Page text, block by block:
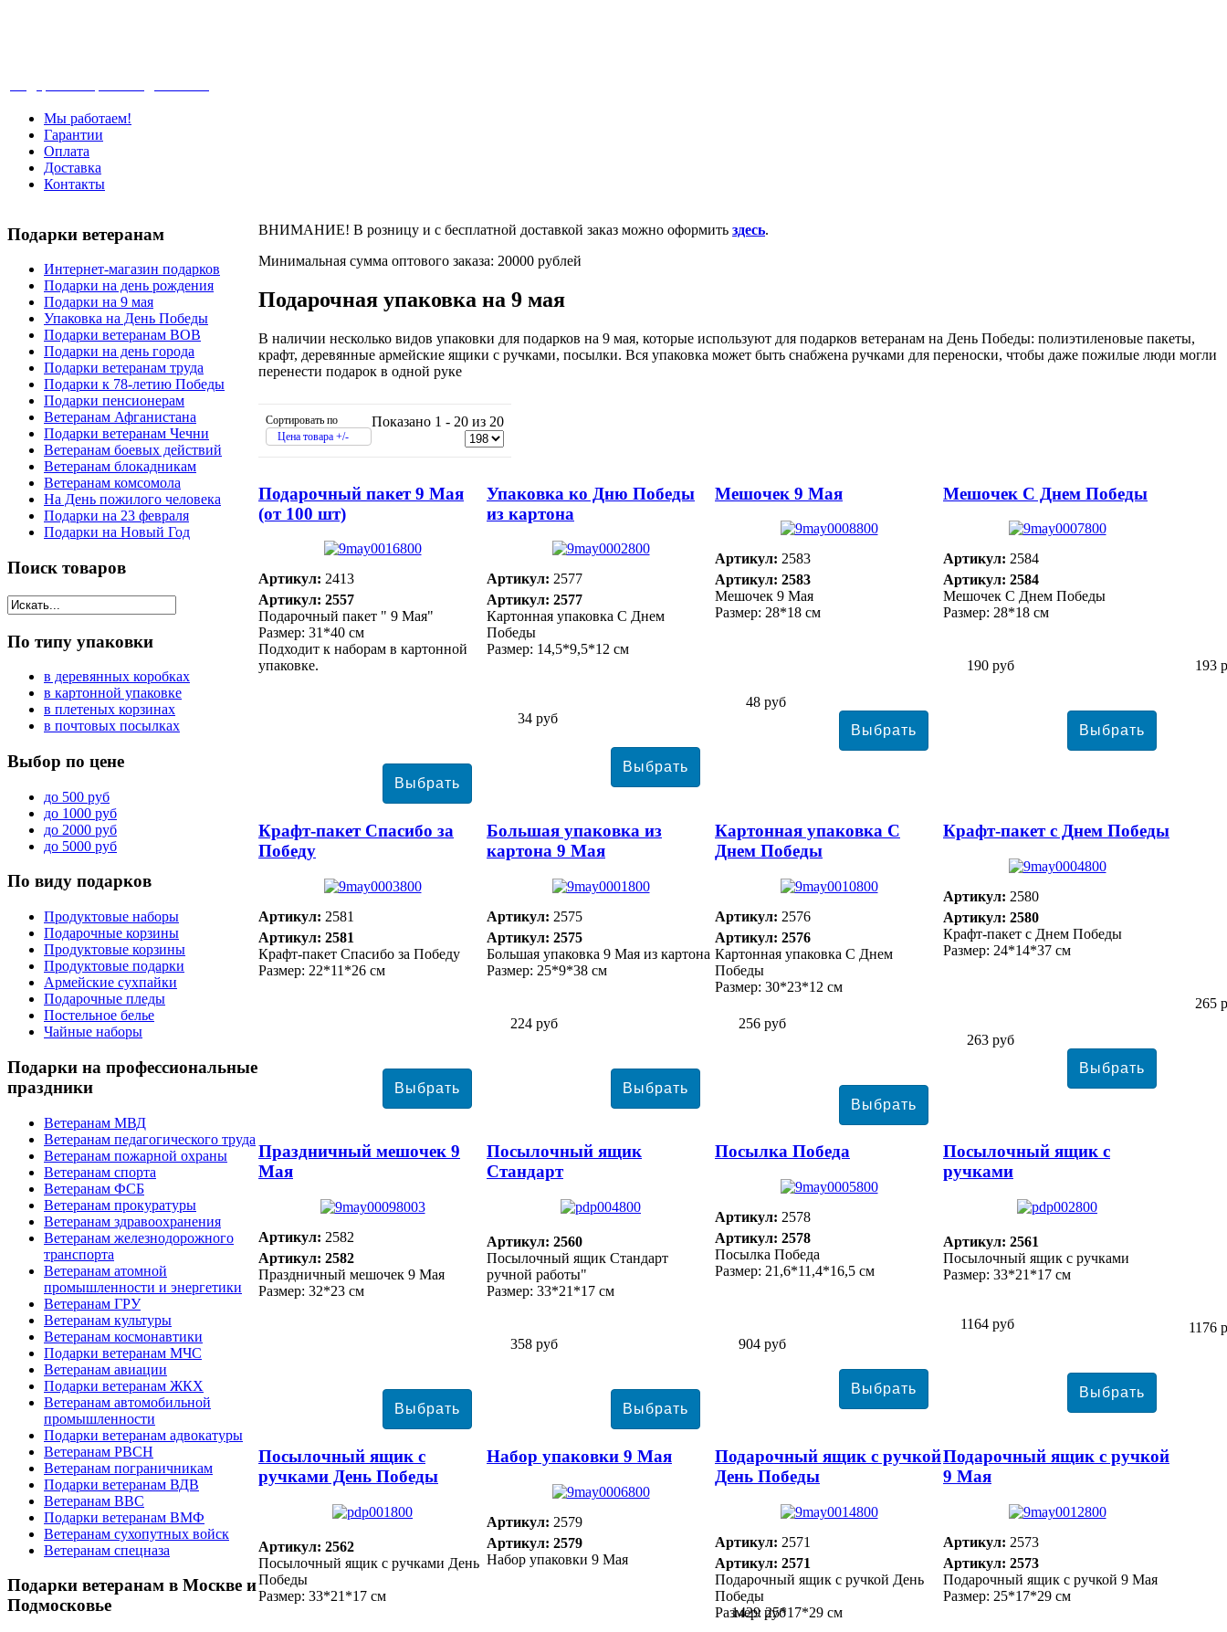
Мы работаем!
Гарантии
Оплата
Доставка
Контакты
ВНИМАНИЕ! В розницу и с бесплатной доставкой заказ можно оформить здесь.
Минимальная сумма оптового заказа: 20000 рублей
Подарочная упаковка на 9 мая
В наличии несколько видов упаковки для подарков на 9 мая, которые используют для подарков ветеранам на День Победы: полиэтиленовые пакеты,
крафт, деревянные армейские ящики с ручками, посылки. Вся упаковка может быть снабжена ручками для переноски, чтобы даже пожилые люди могли
перенести подарок в одной руке
Сортировать по
Цена товара +/-
Показано 1 - 20 из 20
Подарочный пакет 9 Мая
(от 100 шт)
Артикул: 2413
Артикул: 2557
Подарочный пакет " 9 Мая"
Размер: 31*40 см
Подходит к наборам в картонной
упаковке.
34 руб
Упаковка ко Дню Победы
из картона
Артикул: 2577
Артикул: 2577
Картонная упаковка С Днем
Победы
Размер: 14,5*9,5*12 см
48 руб
Мешочек 9 Мая
Артикул: 2583
Артикул: 2583
Мешочек 9 Мая
Размер: 28*18 см
190 руб
Мешочек С Днем Победы
Артикул: 2584
Артикул: 2584
Мешочек С Днем Победы
Размер: 28*18 см
193
Крафт-пакет Спасибо за
Победу
Артикул: 2581
Артикул: 2581
Крафт-пакет Спасибо за Победу
Размер: 22*11*26 см
224 руб
Большая упаковка из
картона 9 Мая
Артикул: 2575
Артикул: 2575
Большая упаковка 9 Мая из картона
Размер: 25*9*38 см
256 руб
Картонная упаковка С
Днем Победы
Артикул: 2576
Артикул: 2576
Картонная упаковка С Днем
Победы
Размер: 30*23*12 см
263 руб
Крафт-пакет с Днем Победы
Артикул: 2580
Артикул: 2580
Крафт-пакет с Днем Победы
Размер: 24*14*37 см
265
Праздничный мешочек 9
Мая
Артикул: 2582
Артикул: 2582
Праздничный мешочек 9 Мая
Размер: 32*23 см
358 руб
Посылочный ящик
Стандарт
Артикул: 2560
Посылочный ящик Стандарт
ручной работы"
Размер: 33*21*17 см
904 руб
Посылка Победа
Артикул: 2578
Артикул: 2578
Посылка Победа
Размер: 21,6*11,4*16,5 см
1164 руб
Посылочный ящик с
ручками
Артикул: 2561
Посылочный ящик с ручками
Размер: 33*21*17 см
1176
Посылочный ящик с
ручками День Победы
Артикул: 2562
Посылочный ящик с ручками День
Победы
Размер: 33*21*17 см
Набор упаковки 9 Мая
Артикул: 2579
Артикул: 2579
Набор упаковки 9 Мая
1429 руб
Подарочный ящик с ручкой
День Победы
Артикул: 2571
Артикул: 2571
Подарочный ящик с ручкой День
Победы
Размер: 25*17*29 см
Подарочный ящик с ручкой
9 Мая
Артикул: 2573
Артикул: 2573
Подарочный ящик с ручкой 9 Мая
Размер: 25*17*29 см
Подарки ветеранам
Интернет-магазин подарков
Подарки на день рождения
Подарки на 9 мая
Упаковка на День Победы
Подарки ветеранам ВОВ
Подарки на день города
Подарки ветеранам труда
Подарки к 78-летию Победы
Подарки пенсионерам
Ветеранам Афганистана
Подарки ветеранам Чечни
Ветеранам боевых действий
Ветеранам блокадникам
Ветеранам комсомола
На День пожилого человека
Подарки на 23 февраля
Подарки на Новый Год
Поиск товаров
По типу упаковки
в деревянных коробках
в картонной упаковке
в плетеных корзинах
в почтовых посылках
Выбор по цене
до 500 руб
до 1000 руб
до 2000 руб
до 5000 руб
По виду подарков
Продуктовые наборы
Подарочные корзины
Продуктовые корзины
Продуктовые подарки
Армейские сухпайки
Подарочные пледы
Постельное белье
Чайные наборы
Подарки на профессиональные
праздники
Ветеранам МВД
Ветеранам педагогического труда
Ветеранам пожарной охраны
Ветеранам спорта
Ветеранам ФСБ
Ветеранам прокуратуры
Ветеранам здравоохранения
Ветеранам железнодорожного
транспорта
Ветеранам атомной
промышленности и энергетики
Ветеранам ГРУ
Ветеранам культуры
Ветеранам космонавтики
Подарки ветеранам МЧС
Ветеранам авиации
Подарки ветеранам ЖКХ
Ветеранам автомобильной
промышленности
Подарки ветеранам адвокатуры
Ветеранам РВСН
Ветеранам пограничникам
Подарки ветеранам ВДВ
Ветеранам ВВС
Подарки ветеранам ВМФ
Ветеранам сухопутных войск
Ветеранам спецназа
Подарки ветеранам в Москве и
Подмосковье